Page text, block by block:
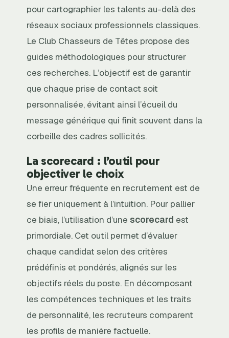
pour cartographier les talents au-delà des
réseaux sociaux professionnels classiques.
Le Club Chasseurs de Têtes propose des
guides méthodologiques pour structurer
ces recherches. L’objectif est de garantir
que chaque prise de contact soit
personnalisée, évitant ainsi l’écueil du
message générique qui finit souvent dans la
corbeille des cadres sollicités.
La scorecard : l’outil pour
objectiver le choix
Une erreur fréquente en recrutement est de
se fier uniquement à l’intuition. Pour pallier
ce biais, l’utilisation d’une scorecard est
primordiale. Cet outil permet d’évaluer
chaque candidat selon des critères
prédéfinis et pondérés, alignés sur les
objectifs réels du poste. En décomposant
les compétences techniques et les traits
de personnalité, les recruteurs comparent
les profils de manière factuelle.